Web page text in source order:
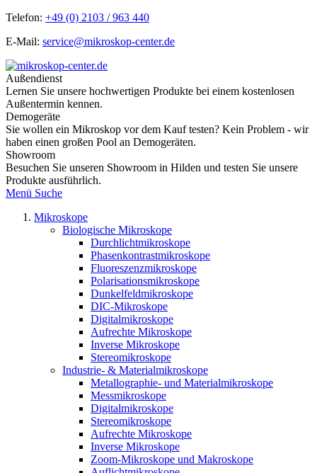
Telefon: +49 (0) 2103 / 963 440
E-Mail: service@mikroskop-center.de
Außendienst
Lernen Sie unsere hochwertigen Produkte bei einem kostenlosen
Außentermin kennen.
Demogeräte
Sie wollen ein Mikroskop vor dem Kauf testen? Kein Problem - wir
haben einen großen Pool an Demogeräten.
Showroom
Besuchen Sie unseren Showroom in Hilden und testen Sie unsere
Produkte ausführlich.
Menü Suche
Mikroskope
Biologische Mikroskope
Durchlichtmikroskope
Phasenkontrastmikroskope
Fluoreszenzmikroskope
Polarisationsmikroskope
Dunkelfeldmikroskope
DIC-Mikroskope
Digitalmikroskope
Aufrechte Mikroskope
Inverse Mikroskope
Stereomikroskope
Industrie- & Materialmikroskope
Metallographie- und Materialmikroskope
Messmikroskope
Digitalmikroskope
Stereomikroskope
Aufrechte Mikroskope
Inverse Mikroskope
Zoom-Mikroskope und Makroskope